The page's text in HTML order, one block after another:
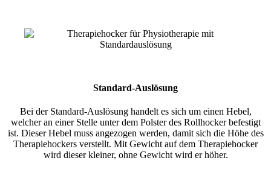
Standard-Auslösung
Bei der Standard-Auslösung handelt es sich um einen Hebel,
welcher an einer Stelle unter dem Polster des Rollhocker befestigt
ist. Dieser Hebel muss angezogen werden, damit sich die Höhe des
Therapiehockers verstellt. Mit Gewicht auf dem Therapiehocker
wird dieser kleiner, ohne Gewicht wird er höher.